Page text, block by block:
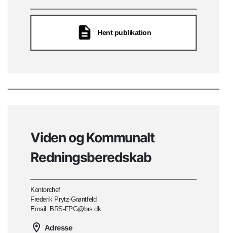
Hent publikation
Viden og Kommunalt
Redningsberedskab
Kontorchef
Frederik Prytz-Grøntfeld
Email: BRS-FPG@brs.dk
Adresse